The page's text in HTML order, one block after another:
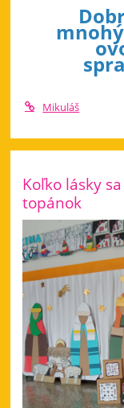
Mikuláš
Koľko lásky
topánok